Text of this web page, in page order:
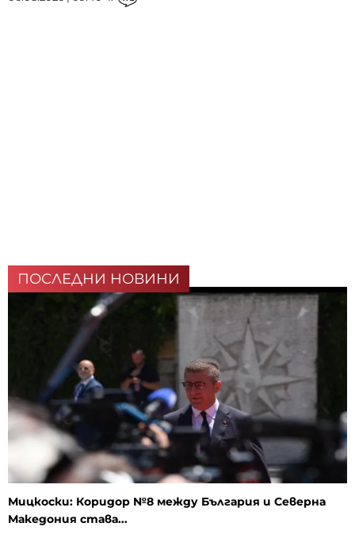
ПОСЛЕДНИ НОВИНИ
Мицкоски: Коридор №8 между България и Северна
Македония става...